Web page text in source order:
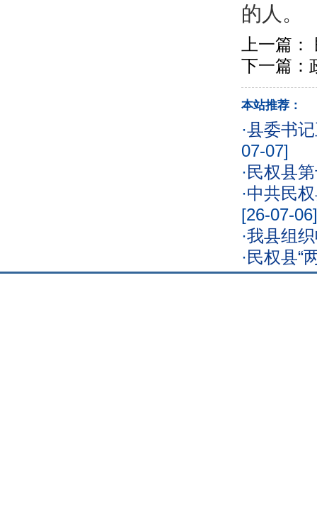
的人。
上一篇：
下一篇：
本站推荐：
·县委书
07-07]
·民权县
·中共民
[26-07-06]
·我县组
·民权县“